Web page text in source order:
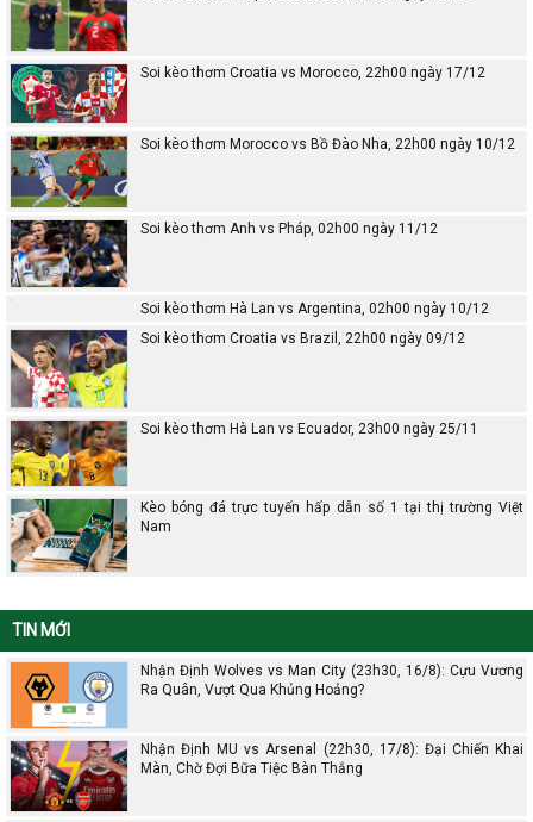
Soi kèo thơm Croatia vs Morocco, 22h00 ngày 17/12
Soi kèo thơm Morocco vs Bồ Đào Nha, 22h00 ngày 10/12
Soi kèo thơm Anh vs Pháp, 02h00 ngày 11/12
Soi kèo thơm Hà Lan vs Argentina, 02h00 ngày 10/12
Soi kèo thơm Croatia vs Brazil, 22h00 ngày 09/12
Soi kèo thơm Hà Lan vs Ecuador, 23h00 ngày 25/11
Kèo bóng đá trực tuyến hấp dẫn số 1 tại thị trường Việt
Nam
TIN MỚI
Nhận Định Wolves vs Man City (23h30, 16/8): Cựu Vương
Ra Quân, Vượt Qua Khủng Hoảng?
Nhận Định MU vs Arsenal (22h30, 17/8): Đại Chiến Khai
Màn, Chờ Đợi Bữa Tiệc Bàn Thắng